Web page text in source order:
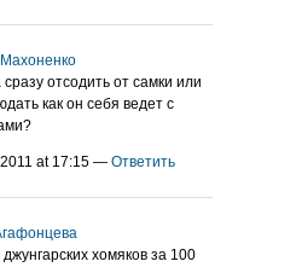
отсодить от самки или
как он себя ведет с
at 17:15 — Ответить
хомяков за 100